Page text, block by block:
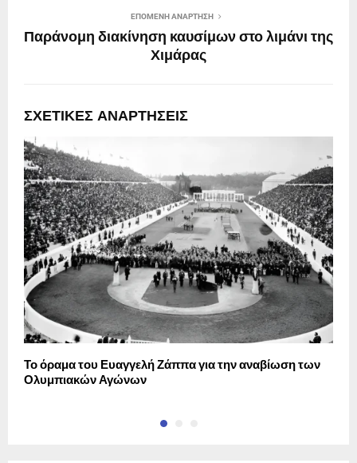
ΕΠΌΜΕΝΗ ΑΝΆΡΤΗΣΗ
Παράνομη διακίνηση καυσίμων στο λιμάνι της
Χιμάρας
ΣΧΕΤΙΚΈΣ ΑΝΑΡΤΉΣΕΙΣ
Το όραμα του Ευαγγελή Ζάππα για την αναβίωση των
Ολυμπιακών Αγώνων